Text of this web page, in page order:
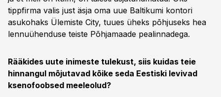
tippfirma valis just äsja oma uue Baltikumi kontori
asukohaks Ülemiste City, tuues üheks põhjuseks hea
lennuühenduse teiste Põhjamaade pealinnadega.
Rääkides uute inimeste tulekust, siis kuidas teie
hinnangul mõjutavad kõike seda Eestiski levivad
ksenofoobsed meeleolud?